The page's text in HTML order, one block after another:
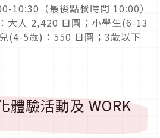
10:30（最後點餐時間 10:00）
大人 2,420 日圓；小學生(6-13
(4-5歲)：550 日圓；3歲以下
體驗活動及 WORK